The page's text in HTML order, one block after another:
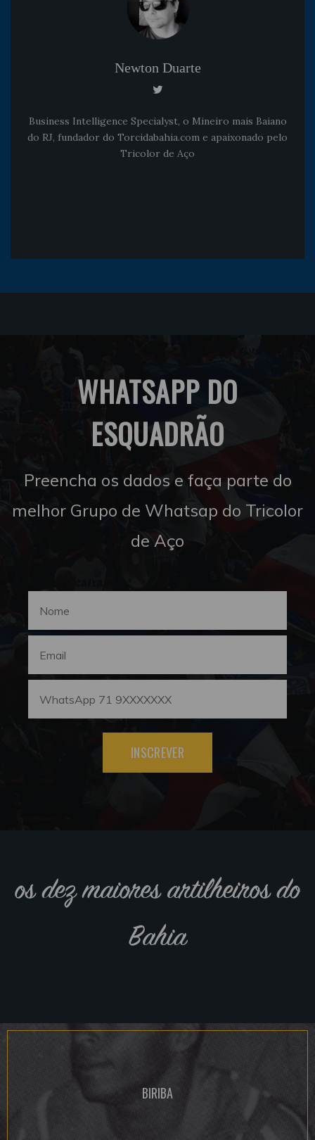
Newton Duarte
Business Intelligence Specialyst, o Mineiro mais Baiano
do RJ, fundador do Torcidabahia.com e apaixonado pelo
Tricolor de Aço
WHATSAPP DO
ESQUADRÃO
Preencha os dados e faça parte do
melhor Grupo de Whatsap do Tricolor
de Aço
INSCREVER
os dez maiores artilheiros do
Bahia
BIRIBA